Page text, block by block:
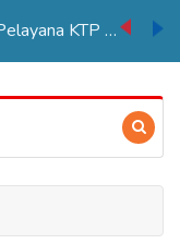
Kadisdukcapil Merauke Tegaskan Pelayana KTP Sesuai SOP